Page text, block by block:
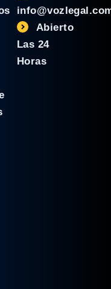
Abierto
Las 24
Horas